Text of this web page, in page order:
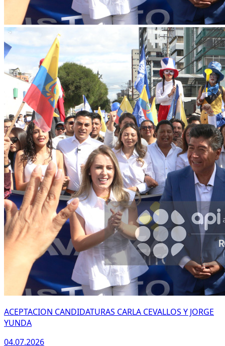
ACEPTACION CANDIDATURAS CARLA CEVALLOS Y JORGE
YUNDA
04.07.2026